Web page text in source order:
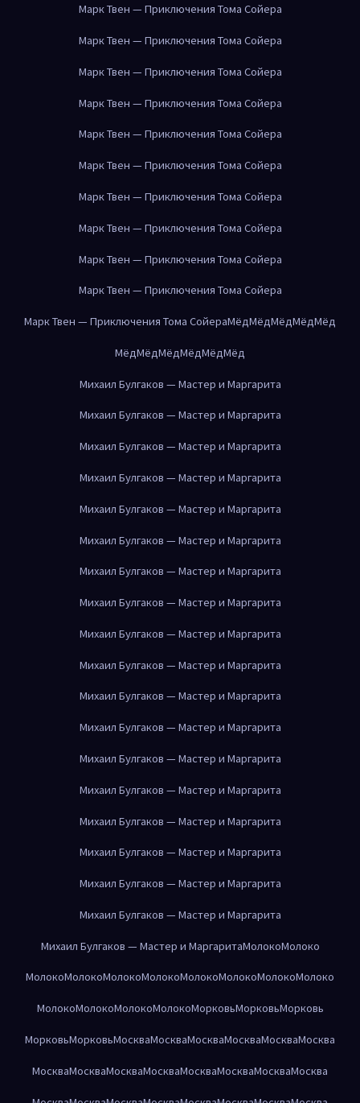
Марк Твен — Приключения Тома Сойера
Марк Твен — Приключения Тома Сойера
Марк Твен — Приключения Тома Сойера
Марк Твен — Приключения Тома Сойера
Марк Твен — Приключения Тома Сойера
Марк Твен — Приключения Тома Сойера
Марк Твен — Приключения Тома Сойера
Марк Твен — Приключения Тома Сойера
Марк Твен — Приключения Тома Сойера
Марк Твен — Приключения Тома Сойера
Марк Твен — Приключения Тома СойераМёдМёдМёдМёдМёд
МёдМёдМёдМёдМёдМёд
Михаил Булгаков — Мастер и Маргарита
Михаил Булгаков — Мастер и Маргарита
Михаил Булгаков — Мастер и Маргарита
Михаил Булгаков — Мастер и Маргарита
Михаил Булгаков — Мастер и Маргарита
Михаил Булгаков — Мастер и Маргарита
Михаил Булгаков — Мастер и Маргарита
Михаил Булгаков — Мастер и Маргарита
Михаил Булгаков — Мастер и Маргарита
Михаил Булгаков — Мастер и Маргарита
Михаил Булгаков — Мастер и Маргарита
Михаил Булгаков — Мастер и Маргарита
Михаил Булгаков — Мастер и Маргарита
Михаил Булгаков — Мастер и Маргарита
Михаил Булгаков — Мастер и Маргарита
Михаил Булгаков — Мастер и Маргарита
Михаил Булгаков — Мастер и Маргарита
Михаил Булгаков — Мастер и Маргарита
Михаил Булгаков — Мастер и МаргаритаМолокоМолоко
МолокоМолокоМолокоМолокоМолокоМолокоМолокоМолоко
МолокоМолокоМолокоМолокоМорковьМорковьМорковь
МорковьМорковьМоскваМоскваМоскваМоскваМоскваМосква
МоскваМоскваМоскваМоскваМоскваМоскваМоскваМосква